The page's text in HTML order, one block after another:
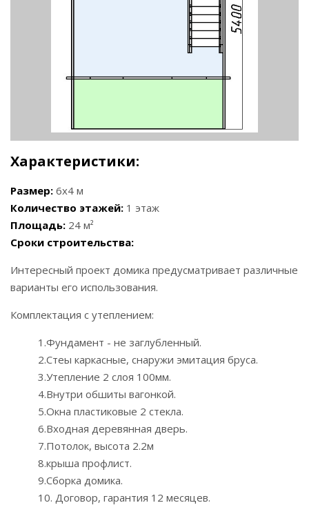
Характеристики:
Размер: 6x4 м
Количество этажей: 1 этаж
Площадь: 24 м²
Сроки строительства:
Интересный проект домика предусматривает различные
варианты его использования.
Комплектация с утеплением:
1.Фундамент - не заглубленный.
2.Стеы каркасные, снаружи эмитация бруса.
3.Утепление 2 слоя 100мм.
4.Внутри обшиты вагонкой.
5.Окна пластиковые 2 стекла.
6.Входная деревянная дверь.
7.Потолок, высота 2.2м
8.крыша профлист.
9.Сборка домика.
10. Договор, гарантия 12 месяцев.